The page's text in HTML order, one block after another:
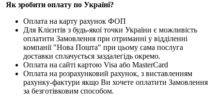
Як зробити оплату по Україні?
Оплата на карту рахунок ФОП
Для Клієнтів з будь-якої точки України є можливість
оплатити Замовлення при отриманні у відділенні
компанії "Нова Пошта" при цьому сама послуга
доставки сплачується заздалегідь окремо.
Оплата на сайті картою Visa або MasterCard
Оплата на розрахунковий рахунок, з виставленням
рахунку-фактури якщо Ви хочете оплатити Замовлення
за безготівковим способом.